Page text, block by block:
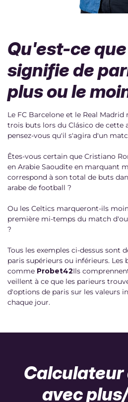
Qu'est-ce
signifie de
plus ou le
Le FC Barcelone et le Real
trois buts lors du Clásico de cette
pensez-vous qu'il s'agira d'un
Êtes-vous certain que Cristiano
en Arabie Saoudite en marquant
correspond à son total de buts
arabe de football ?
Ou les Celtics marqueront-ils
première mi-temps du match
?
Tous les exemples ci-dessus sont
paris supérieurs ou inférieurs. Les
comme Probet42Ils
veillent à ce que les parieurs
d'options de paris sur les valeurs
chaque jour.
Calculateur
avec